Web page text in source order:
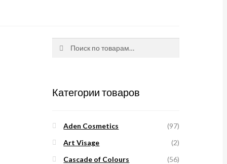
Категории товаров
Aden Cosmetics
(97)
Art Visage
(2)
Cascade of Colours
(56)